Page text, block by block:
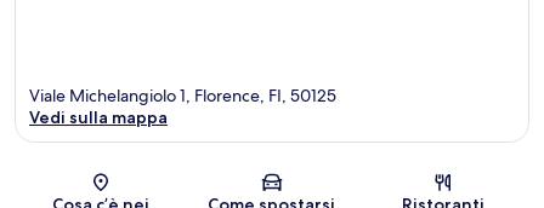
Mappa
Viale Michelangiolo 1, Florence, FI, 50125
Vedi sulla mappa